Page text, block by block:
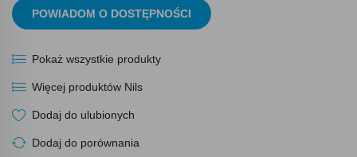
POWIADOM O DOSTĘPNOŚCI
Pokaż wszystkie produkty
Więcej produktów Nils
Dodaj do ulubionych
Dodaj do porównania